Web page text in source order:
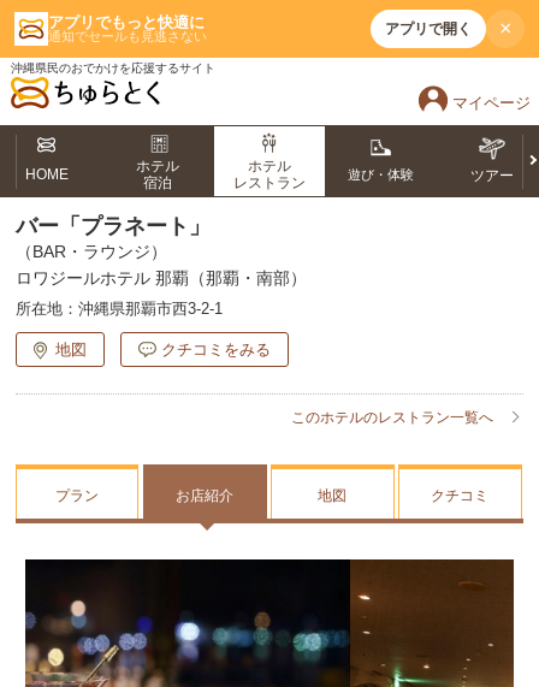
アプリでもっと快適に
通知でセールも見逃さない アプリで開く ×
沖縄県民のおでかけを応援するサイト
マイページ
HOME
ホテル
宿泊
ホテル
レストラン
遊び・体験 ツアー
バー「プラネート」
（BAR・ラウンジ）
ロワジールホテル 那覇（那覇・南部）
所在地： 沖縄県那覇市西3-2-1
地図 クチコミをみる
このホテルのレストラン一覧へ
プラン お店紹介 地図 クチコミ